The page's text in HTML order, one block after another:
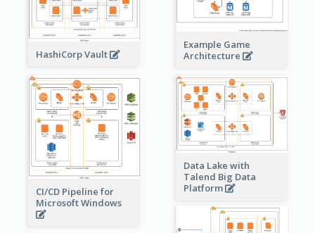
HashiCorp Vault
Example Game
Architecture
CI/CD Pipeline for
Microsoft Windows
Data Lake with
Talend Big Data
Platform